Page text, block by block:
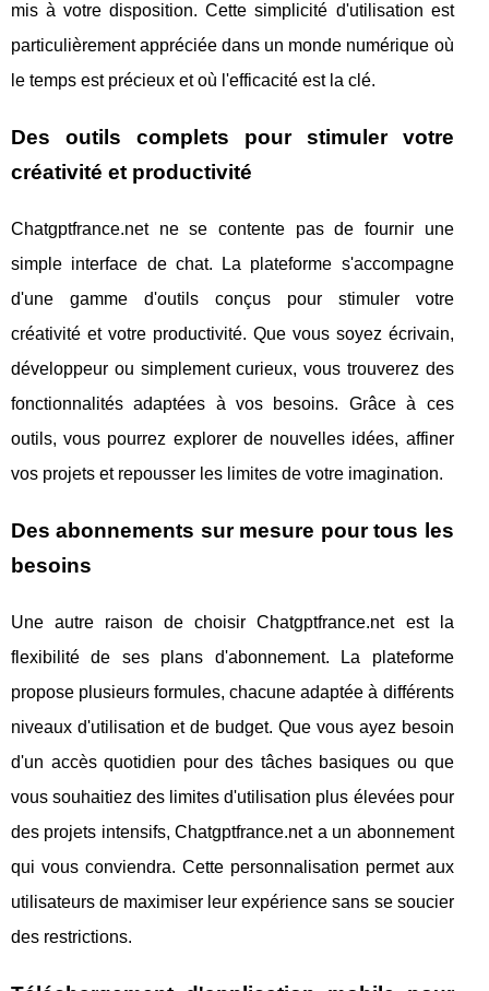
mis à votre disposition. Cette simplicité d'utilisation est
particulièrement appréciée dans un monde numérique où
le temps est précieux et où l'efficacité est la clé.
Des outils complets pour stimuler votre
créativité et productivité
Chatgptfrance.net ne se contente pas de fournir une
simple interface de chat. La plateforme s'accompagne
d'une gamme d'outils conçus pour stimuler votre
créativité et votre productivité. Que vous soyez écrivain,
développeur ou simplement curieux, vous trouverez des
fonctionnalités adaptées à vos besoins. Grâce à ces
outils, vous pourrez explorer de nouvelles idées, affiner
vos projets et repousser les limites de votre imagination.
Des abonnements sur mesure pour tous les
besoins
Une autre raison de choisir Chatgptfrance.net est la
flexibilité de ses plans d'abonnement. La plateforme
propose plusieurs formules, chacune adaptée à différents
niveaux d'utilisation et de budget. Que vous ayez besoin
d'un accès quotidien pour des tâches basiques ou que
vous souhaitiez des limites d'utilisation plus élevées pour
des projets intensifs, Chatgptfrance.net a un abonnement
qui vous conviendra. Cette personnalisation permet aux
utilisateurs de maximiser leur expérience sans se soucier
des restrictions.